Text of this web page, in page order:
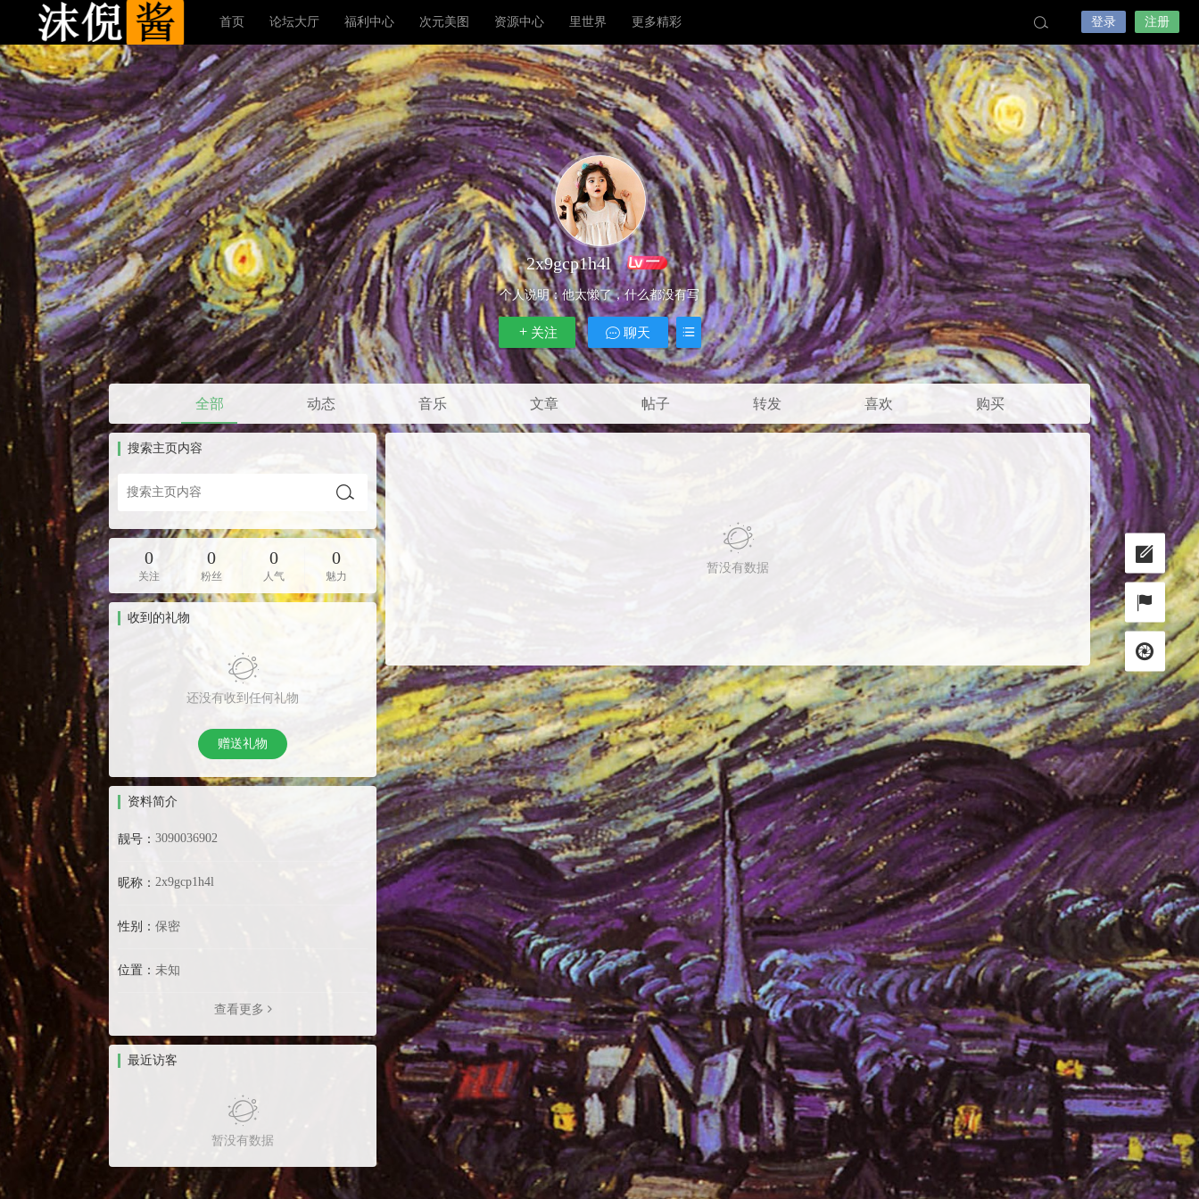
首页 论坛大厅 福利中心 次元美图 资源中心 里世界 更多精彩 登录 注册
2x9gcp1h4l 一
个人说明：他太懒了，什么都没有写
关注 聊天
全部 动态 音乐 文章 帖子 转发 喜欢 购买
搜索主页内容
0
关注
0
粉丝
0
人气
0
魅力
收到的礼物
还没有收到任何礼物
赠送礼物
资料简介
靓号： 3090036902
昵称： 2x9gcp1h4l
性别： 保密
位置： 未知
查看更多
最近访客
暂没有数据
暂没有数据